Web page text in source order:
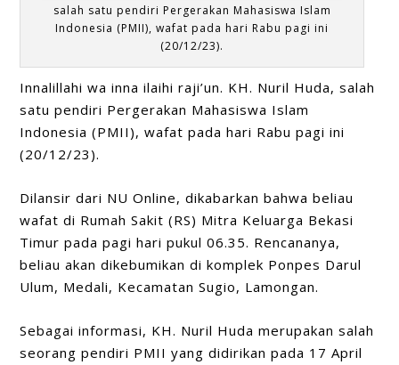
salah satu pendiri Pergerakan Mahasiswa Islam
Indonesia (PMII), wafat pada hari Rabu pagi ini
(20/12/23).
Innalillahi wa inna ilaihi raji’un. KH. Nuril Huda, salah
satu pendiri Pergerakan Mahasiswa Islam
Indonesia (PMII), wafat pada hari Rabu pagi ini
(20/12/23).
Dilansir dari NU Online, dikabarkan bahwa beliau
wafat di Rumah Sakit (RS) Mitra Keluarga Bekasi
Timur pada pagi hari pukul 06.35. Rencananya,
beliau akan dikebumikan di komplek Ponpes Darul
Ulum, Medali, Kecamatan Sugio, Lamongan.
Sebagai informasi, KH. Nuril Huda merupakan salah
seorang pendiri PMII yang didirikan pada 17 April